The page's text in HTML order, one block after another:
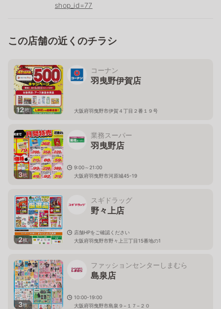
shop_id=77
この店舗の近くのチラシ
12枚
コーナン
羽曳野伊賀店
大阪府羽曳野市伊賀４丁目２番１９号
3枚
業務スーパー
羽曳野店
9:00～21:00
大阪府羽曳野市河原城45-19
2枚
スギドラッグ
野々上店
店舗HPをご確認ください
大阪府羽曳野市野々上三丁目15番地の1
3枚
ファッションセンターしまむら
島泉店
10:00-19:00
大阪府羽曳野市島泉９−１７−２０